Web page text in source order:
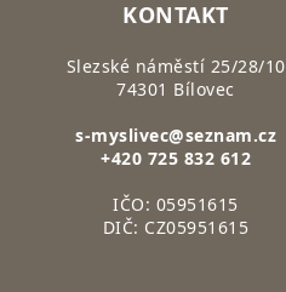
KONTAKT
Slezské náměstí 25/28/10
74301 Bílovec
s-myslivec@seznam.cz
+420 725 832 612
IČO: 05951615
DIČ: CZ05951615